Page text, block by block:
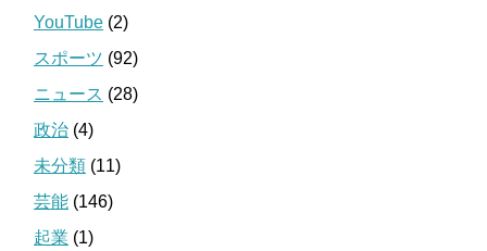
YouTube (2)
スポーツ (92)
ニュース (28)
政治 (4)
未分類 (11)
芸能 (146)
起業 (1)